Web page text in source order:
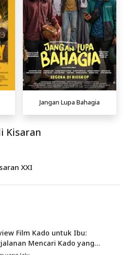
Jangan Lupa Bahagia
Kisaran
XXI
Film Kado untuk Ibu:
Mencari Kado yang